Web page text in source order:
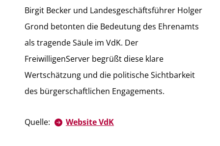
Birgit Becker und Landesgeschäftsführer Holger
Grond betonten die Bedeutung des Ehrenamts
als tragende Säule im VdK. Der
FreiwilligenServer begrüßt diese klare
Wertschätzung und die politische Sichtbarkeit
des bürgerschaftlichen Engagements.
Quelle: Website VdK